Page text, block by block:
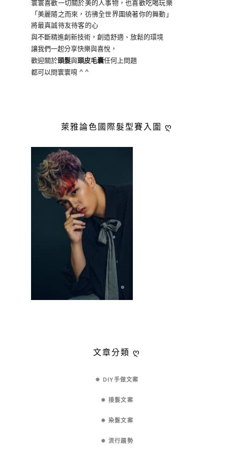
寰寰喜歡一切關於美的人事物，也喜歡吃喝玩樂
「美麗隨之而來，彷彿全世界圍繞著你的舞動」
將最真誠待友待客的心
與不斷精進創新技術，創造舒適、放鬆的環境
讓我們一起分享快樂與喜悅，
歡迎關於頭髮與頭皮毛囊任何上問題
都可以問寰寰唷 ^ ^
萊雅論色國際髮型賽入圍 ღ
文章分類 ღ
✵ DIY手做文案
✵ 接髮文案
✵ 染髮文案
✵ 流行趨勢